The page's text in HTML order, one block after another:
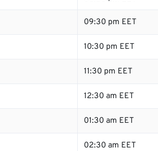
09:30 pm EET
10:30 pm EET
11:30 pm EET
12:30 am EET
01:30 am EET
02:30 am EET